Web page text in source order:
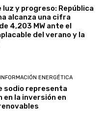
luz y progreso: República
alcanza una cifra
4,203 MW ante el
del verano y la
ENERGÉTICA
sodio representa
en la inversión en